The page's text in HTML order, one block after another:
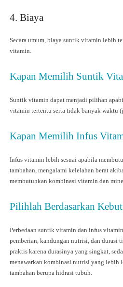
4. Biaya
Secara umum, biaya suntik vitamin lebih
vitamin.
Kapan Memilih Suntik
Suntik vitamin dapat menjadi pilihan
vitamin tertentu serta tidak banyak waktu
Kapan Memilih Infus
Infus vitamin lebih sesuai apabila
tambahan, mengalami kelelahan berat
membutuhkan kombinasi vitamin dan
Pilihlah Berdasarkan
Perbedaan suntik vitamin dan infus
pemberian, kandungan nutrisi, dan durasi
praktis karena durasinya yang singkat,
menawarkan kombinasi nutrisi yang lebih
tambahan berupa hidrasi tubuh.